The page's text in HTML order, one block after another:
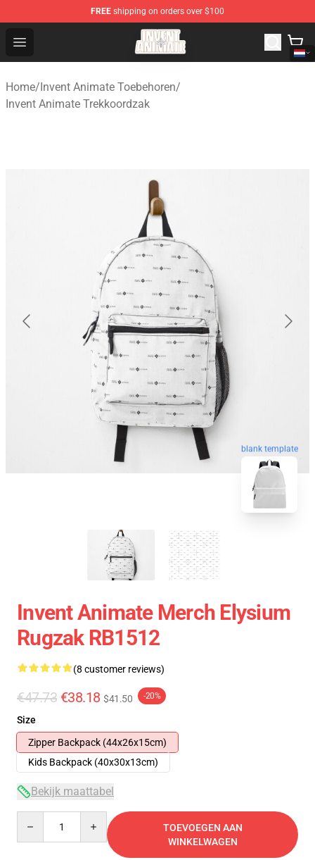
FREE shipping on orders over $100
Open menu
Invent Animate Shop - Official Invent Animate
Home/Invent Animate Toebehoren/
Invent Animate Trekkoordzak
blank template
Invent Animate Merch Elysium
Rugzak RB1512
(8 customer reviews)
€47.73 €38.18 $41.50 -20%
Size
Zipper Backpack (44x26x15cm)
Kids Backpack (40x30x13cm)
Bekijk maattabel
TOEVOEGEN AAN
WINKELWAGEN